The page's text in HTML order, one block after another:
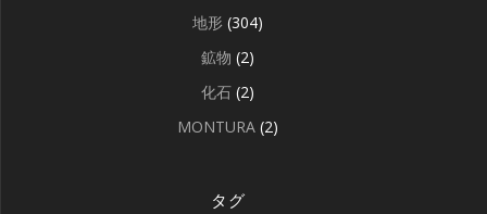
地形 (304)
鉱物 (2)
化石 (2)
MONTURA (2)
タグ